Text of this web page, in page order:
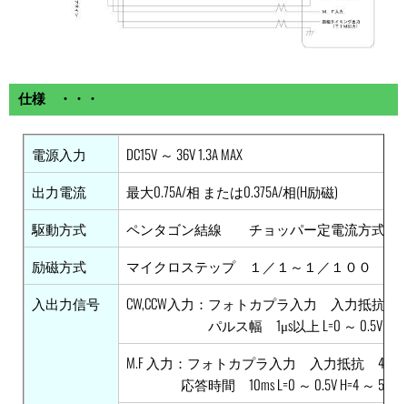
仕様 ・・・
電源入力
DC15V ～ 36V 1.3A MAX
出力電流
最大0.75A/相 または0.375A/相(H励磁)
駆動方式
ペンタゴン結線 チョッパー定電流方式
励磁方式
マイクロステップ １／１～１／１００
入出力信号
CW,CCW入力：フォトカプラ入力 入力抵抗
パルス幅 1μs以上 L=0 ～ 0.5V
M.F 入力：フォトカプラ入力 入力抵抗 470Ω
応答時間 10ms L=0 ～ 0.5V H=4